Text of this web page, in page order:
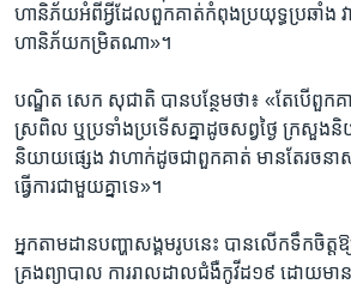
ហានិភ័យ​អំពី​អ្វីដែលពួក​គាត់​កំពុង​ប្រយុទ្ធ​ប្រឆាំង វ
ហានិភ័យ​កម្រិត​ណា»។
បណ្ឌិត ​សេក សុជាតិ ​បាន​បន្ថែម​ថា៖ «តែ​បើ​ពួកគ
ស្រពិល ឬ​ប្រទាំង​ប្រទើស​គ្នា​ដូច​សព្វ​ថ្ងៃ ​ក្រសួង​និ
និយាយ​ផ្សេង វា​ហាក់​ដូច​ជា​ពួក​គាត់ មាន​តែ​រចនា​
ធ្វើការជា​មួយ​គ្នា​ទេ»។
អ្នកតាម​ដានបញ្ហា​សង្គមរូបនេះ បាន​លើក​ទឹកចិត្ត
គ្រងព្យាបាល​ ការ​រាល​ដា​ល​ជំងឺ​កូវីដ​១៩ ដោយមាន